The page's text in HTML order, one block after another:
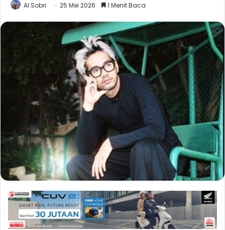
Al Sobri 25 Mei 2026 1 Menit Baca